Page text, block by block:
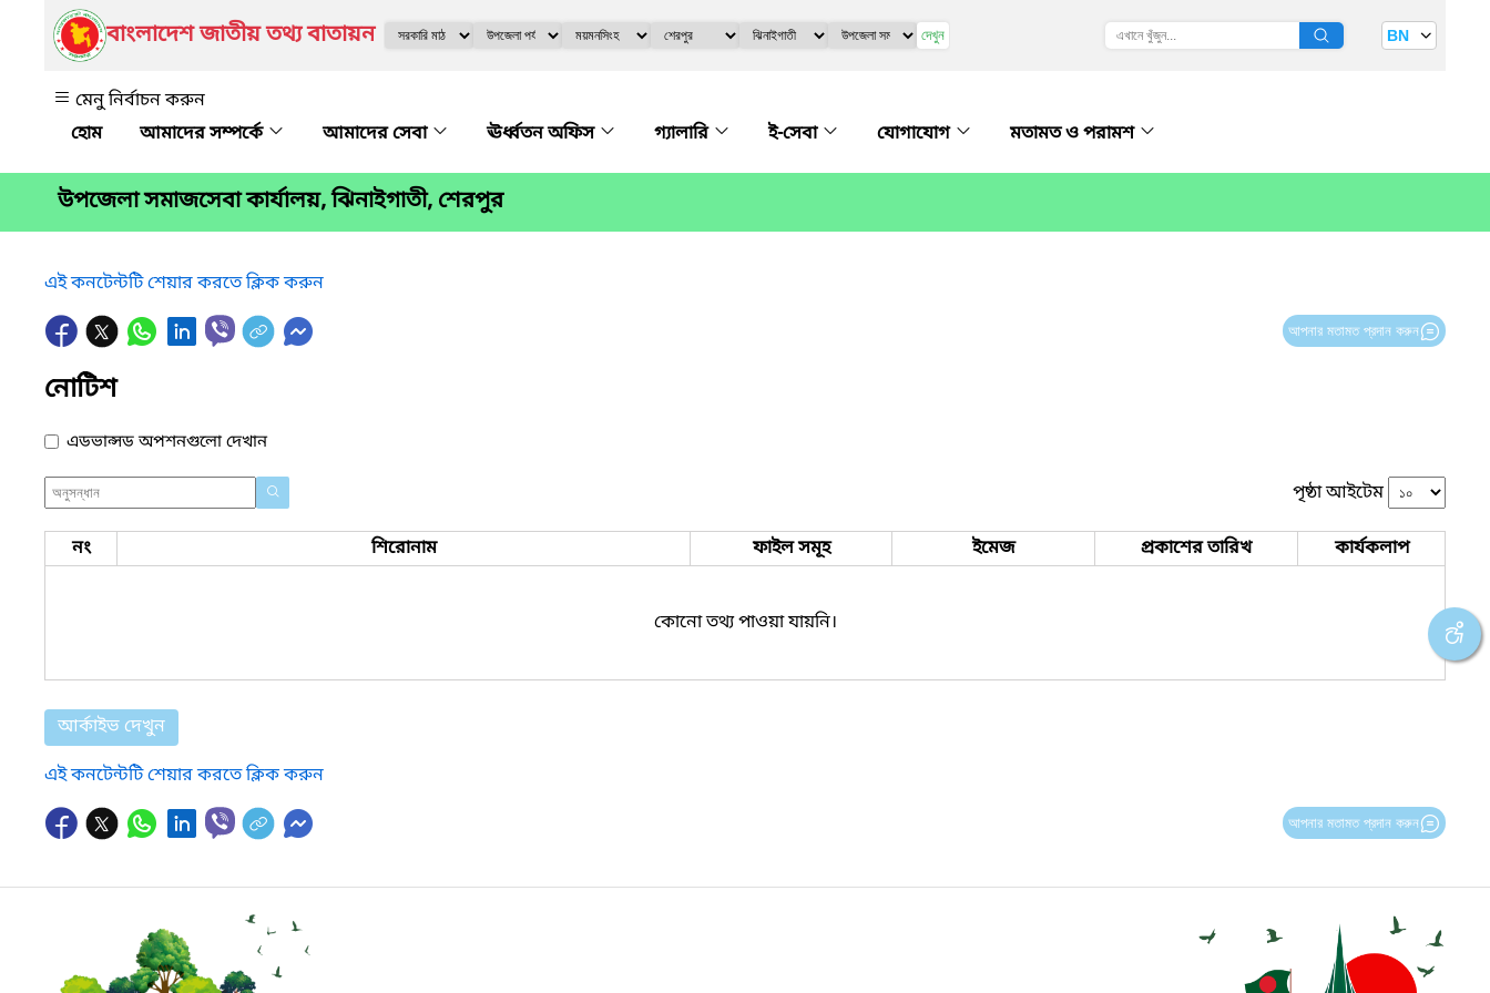
বাংলাদেশ জাতীয় তথ্য বাতায়ন দেখুন BN
মেনু নির্বাচন করুন
আমাদের সম্পর্কে
আমাদের সেবা ঊর্ধ্বতন অফিস গ্যালারি ই-সেবা যোগাযোগ মতামত ও পরামশ
উপজেলা সমাজসেবা কার্যালয়, ঝিনাইগাতী, শেরপুর
এই কনটেন্টটি শেয়ার করতে ক্লিক করুন
আপনার মতামত প্রদান করুন
নোটিশ
এডভান্সড অপশনগুলো দেখান
পৃষ্ঠা আইটেম
নং শিরোনাম ফাইল সমূহ ইমেজ প্রকাশের তারিখ কার্যকলাপ
কোনো তথ্য পাওয়া যায়নি।
আর্কাইভ দেখুন
এই কনটেন্টটি শেয়ার করতে ক্লিক করুন
আপনার মতামত প্রদান করুন